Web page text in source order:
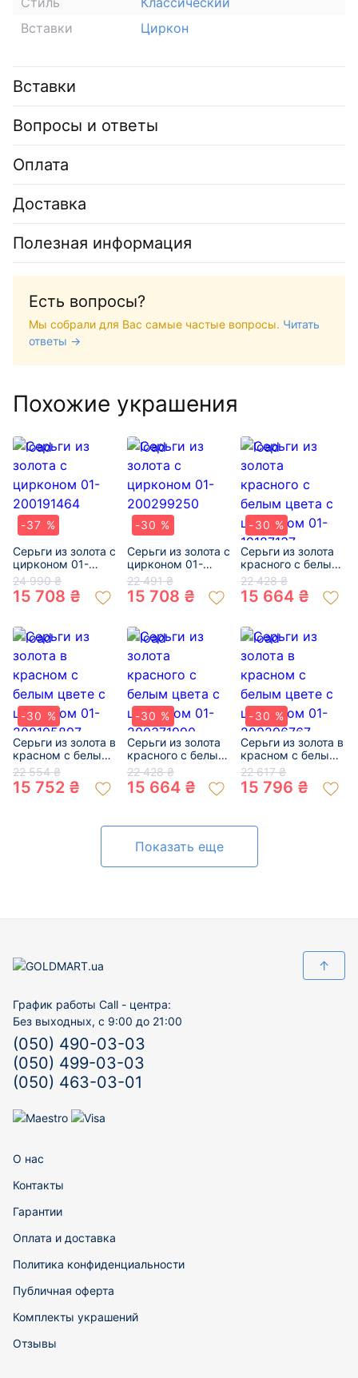
Вставки
Циркон
Вставки
Вопросы и ответы
Оплата
Доставка
Полезная информация
Есть вопросы?
Мы собрали для Вас самые частые вопросы. Читать
ответы →
Похожие украшения
-37 %
Серьги из золота с
цирконом 01-
200191464
24 990 ₴
15 708 ₴
-30 %
Серьги из золота с
цирконом 01-
200299250
22 491 ₴
15 708 ₴
-30 %
Серьги из золота
красного с белым
цвета с цирконом
01-19187137
22 428 ₴
15 664 ₴
-30 %
Серьги из золота в
красном с белым
цвете с цирконом
01-200195897
22 554 ₴
15 752 ₴
-30 %
Серьги из золота
красного с белым
цвета с цирконом
01-200371990
22 428 ₴
15 664 ₴
-30 %
Серьги из золота в
красном с белым
цвете с цирконом
01-200296767
22 617 ₴
15 796 ₴
Показать еще
↑
График работы Call - центра:
Без выходных, с 9:00 до 21:00
(050) 490-03-03
(050) 499-03-03
(050) 463-03-01
О нас
Контакты
Гарантии
Оплата и доставка
Политика конфиденциальности
Публичная оферта
Комплекты украшений
Отзывы